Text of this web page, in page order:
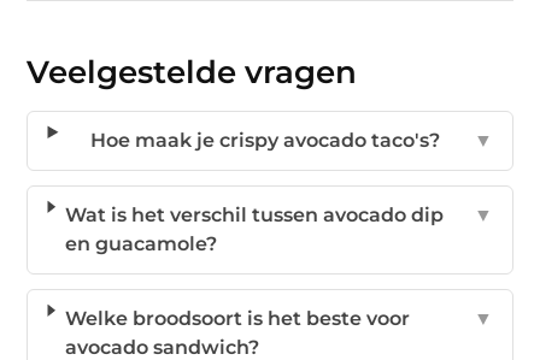
Veelgestelde vragen
Hoe maak je crispy avocado taco's? ▼
Wat is het verschil tussen avocado dip
en guacamole?
▼
Welke broodsoort is het beste voor
avocado sandwich?
▼